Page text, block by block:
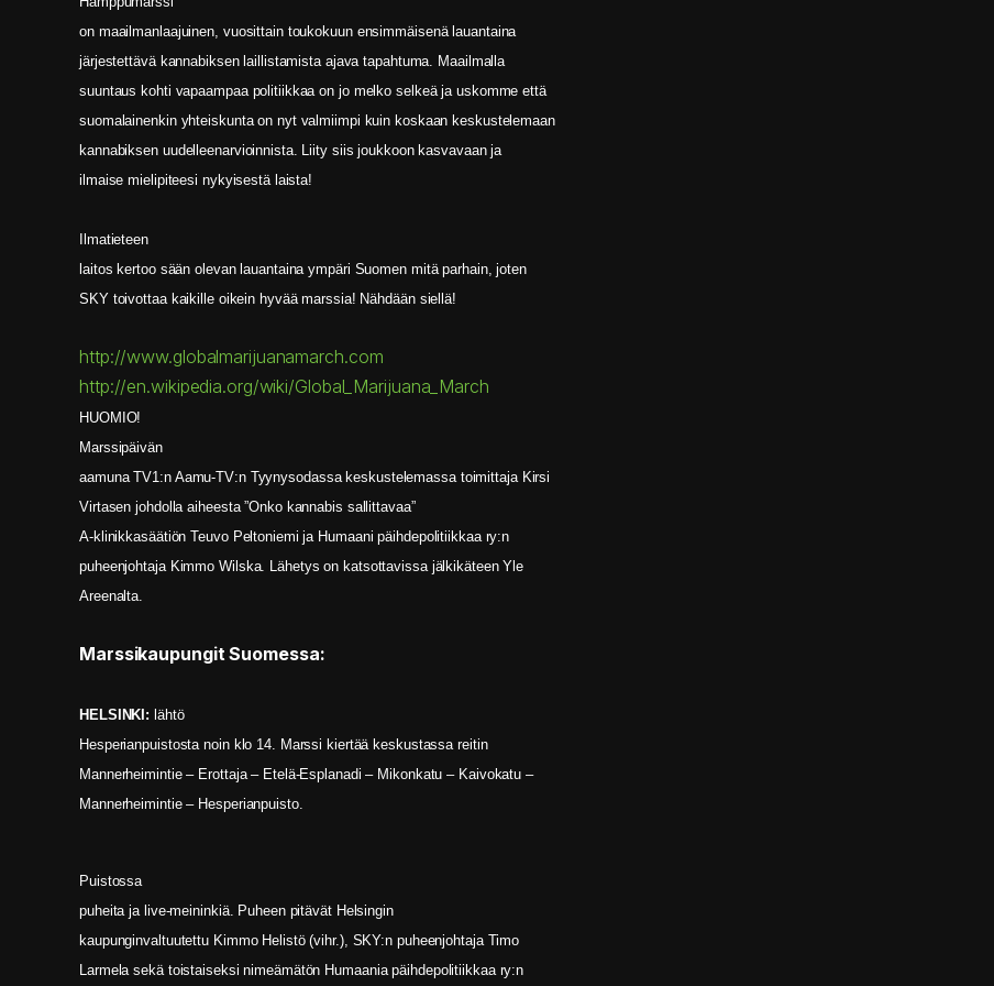
on maailmanlaajuinen, vuosittain toukokuun ensimmäisenä lauantaina
järjestettävä kannabiksen laillistamista ajava tapahtuma. Maailmalla
suuntaus kohti vapaampaa politiikkaa on jo melko selkeä ja uskomme että
suomalainenkin yhteiskunta on nyt valmiimpi kuin koskaan keskustelemaan
kannabiksen uudelleenarvioinnista. Liity siis joukkoon kasvavaan ja
ilmaise mielipiteesi nykyisestä laista!
Ilmatieteen
laitos kertoo sään olevan lauantaina ympäri Suomen mitä parhain, joten
SKY toivottaa kaikille oikein hyvää marssia! Nähdään siellä!
http://www.globalmarijuanamarch.com
http://en.wikipedia.org/wiki/Global_Marijuana_March
HUOMIO!
Marssipäivän
aamuna TV1:n Aamu-TV:n Tyynysodassa keskustelemassa toimittaja Kirsi
Virtasen johdolla aiheesta ”Onko kannabis sallittavaa”
A-klinikkasäätiön Teuvo Peltoniemi ja Humaani päihdepolitiikkaa ry:n
puheenjohtaja Kimmo Wilska. Lähetys on katsottavissa jälkikäteen Yle
Areenalta.
Marssikaupungit Suomessa:
HELSINKI: lähtö
Hesperianpuistosta noin klo 14. Marssi kiertää keskustassa reitin
Mannerheimintie – Erottaja – Etelä-Esplanadi – Mikonkatu – Kaivokatu –
Mannerheimintie – Hesperianpuisto.
Puistossa
puheita ja live-meininkiä. Puheen pitävät Helsingin
kaupunginvaltuutettu Kimmo Helistö (vihr.), SKY:n puheenjohtaja Timo
Larmela sekä toistaiseksi nimeämätön Humaania päihdepolitiikkaa ry:n